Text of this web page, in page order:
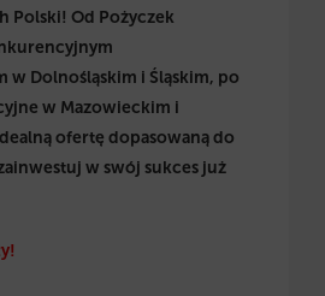
Polski! Od Pożyczek
Dolnośląskim i Śląskim, po
w Mazowieckim i
ofertę dopasowaną do
w swój sukces już